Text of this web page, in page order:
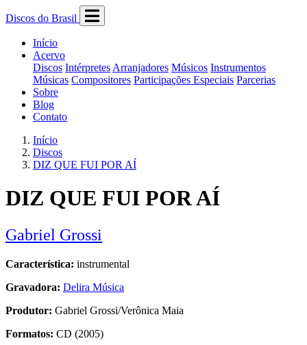
Discos do Brasil
Início
Acervo
Discos Intérpretes Arranjadores Músicos Instrumentos
Músicas Compositores Participações Especiais Parcerias
Sobre
Blog
Contato
Início
Discos
DIZ QUE FUI POR AÍ
DIZ QUE FUI POR AÍ
Gabriel Grossi
Característica: instrumental
Gravadora: Delira Música
Produtor: Gabriel Grossi/Verônica Maia
Formatos: CD (2005)